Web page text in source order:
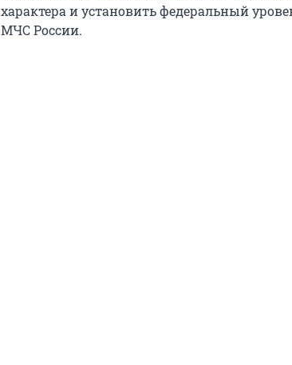
характера и установить федеральный
МЧС России.